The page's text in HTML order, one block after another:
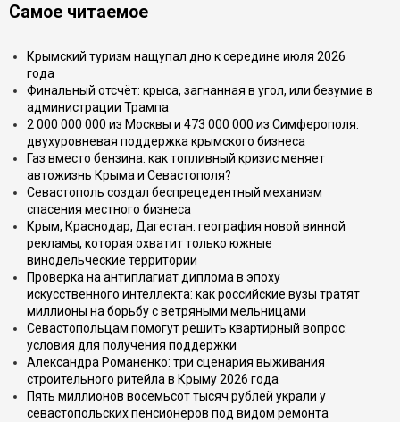
Самое читаемое
Крымский туризм нащупал дно к середине июля 2026
года
Финальный отсчёт: крыса, загнанная в угол, или безумие в
администрации Трампа
2 000 000 000 из Москвы и 473 000 000 из Симферополя:
двухуровневая поддержка крымского бизнеса
Газ вместо бензина: как топливный кризис меняет
автожизнь Крыма и Севастополя?
Севастополь создал беспрецедентный механизм
спасения местного бизнеса
Крым, Краснодар, Дагестан: география новой винной
рекламы, которая охватит только южные
винодельческие территории
Проверка на антиплагиат диплома в эпоху
искусственного интеллекта: как российские вузы тратят
миллионы на борьбу с ветряными мельницами
Севастопольцам помогут решить квартирный вопрос:
условия для получения поддержки
Александра Романенко: три сценария выживания
строительного ритейла в Крыму 2026 года
Пять миллионов восемьсот тысяч рублей украли у
севастопольских пенсионеров под видом ремонта